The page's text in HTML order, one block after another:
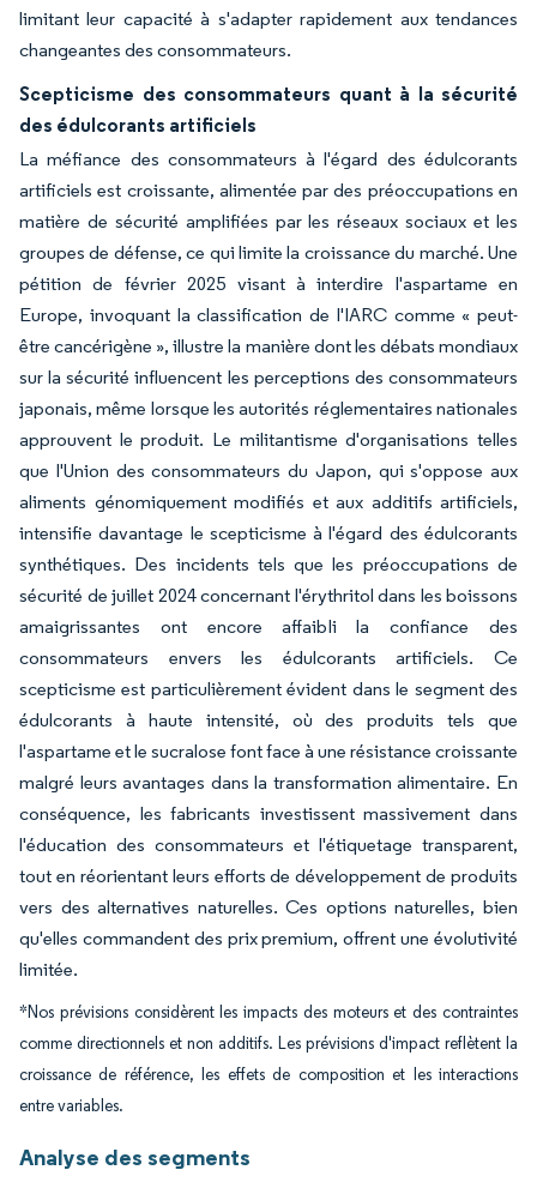
limitant leur capacité à s'adapter rapidement aux tendances
changeantes des consommateurs.
Scepticisme des consommateurs quant à la sécurité
des édulcorants artificiels
La méfiance des consommateurs à l'égard des édulcorants
artificiels est croissante, alimentée par des préoccupations en
matière de sécurité amplifiées par les réseaux sociaux et les
groupes de défense, ce qui limite la croissance du marché. Une
pétition de février 2025 visant à interdire l'aspartame en
Europe, invoquant la classification de l'IARC comme « peut-
être cancérigène », illustre la manière dont les débats mondiaux
sur la sécurité influencent les perceptions des consommateurs
japonais, même lorsque les autorités réglementaires nationales
approuvent le produit. Le militantisme d'organisations telles
que l'Union des consommateurs du Japon, qui s'oppose aux
aliments génomiquement modifiés et aux additifs artificiels,
intensifie davantage le scepticisme à l'égard des édulcorants
synthétiques. Des incidents tels que les préoccupations de
sécurité de juillet 2024 concernant l'érythritol dans les boissons
amaigrissantes ont encore affaibli la confiance des
consommateurs envers les édulcorants artificiels. Ce
scepticisme est particulièrement évident dans le segment des
édulcorants à haute intensité, où des produits tels que
l'aspartame et le sucralose font face à une résistance croissante
malgré leurs avantages dans la transformation alimentaire. En
conséquence, les fabricants investissent massivement dans
l'éducation des consommateurs et l'étiquetage transparent,
tout en réorientant leurs efforts de développement de produits
vers des alternatives naturelles. Ces options naturelles, bien
qu'elles commandent des prix premium, offrent une évolutivité
limitée.
*Nos prévisions considèrent les impacts des moteurs et des contraintes
comme directionnels et non additifs. Les prévisions d'impact reflètent la
croissance de référence, les effets de composition et les interactions
entre variables.
Analyse des segments